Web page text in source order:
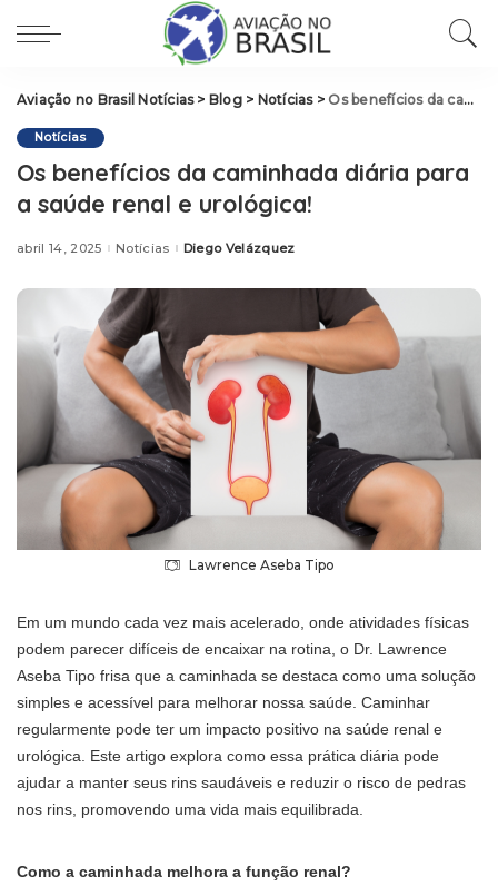
Aviação no Brasil Notícias> Blog> Notícias> Os benefícios da caminhada diária para a saúde renal e urológica!
Notícias
Os benefícios da caminhada diária para
a saúde renal e urológica!
abril 14, 2025 NotíciasPosted
Diego Velázquez
Lawrence Aseba Tipo
Em um mundo cada vez mais acelerado, onde atividades físicas
podem parecer difíceis de encaixar na rotina, o Dr. Lawrence
Aseba Tipo frisa que a caminhada se destaca como uma solução
simples e acessível para melhorar nossa saúde. Caminhar
regularmente pode ter um impacto positivo na saúde renal e
urológica. Este artigo explora como essa prática diária pode
ajudar a manter seus rins saudáveis e reduzir o risco de pedras
nos rins, promovendo uma vida mais equilibrada.
Como a caminhada melhora a função renal?